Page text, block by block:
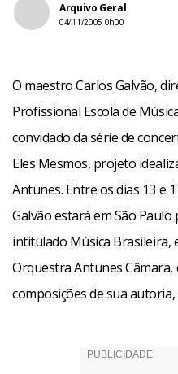
Arquivo Geral
04/11/2005 0h00
O maestro Carlos Galvão,
Profissional Escola de
convidado da série de
Eles Mesmos, projeto
Antunes. Entre os dias 13 e
Galvão estará em São
intitulado Música Brasileira,
Orquestra Antunes
composições de sua